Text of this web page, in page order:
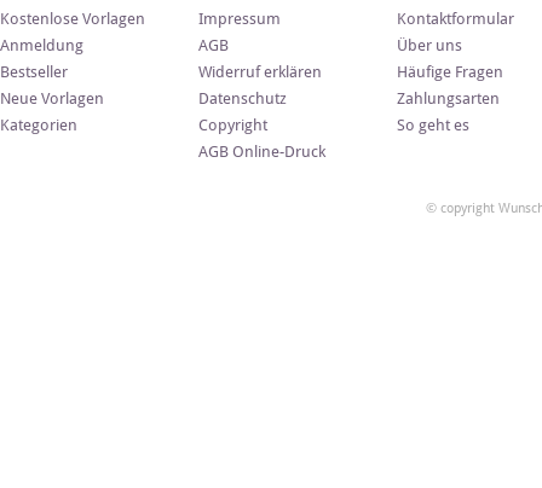
Kostenlose Vorlagen
Anmeldung
Bestseller
Neue Vorlagen
Kategorien
Impressum
AGB
Widerruf erklären
Datenschutz
Copyright
AGB Online-Druck
Kontaktformular
Über uns
Häufige Fragen
Zahlungsarten
So geht es
© copyright